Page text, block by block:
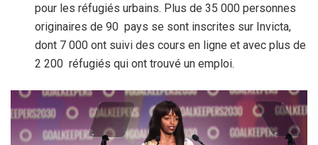
pour les réfugiés urbains. Plus de 35 000 personnes
originaires de 90 pays se sont inscrites sur Invicta,
dont 7 000 ont suivi des cours en ligne et avec plus de
2 200 réfugiés qui ont trouvé un emploi.